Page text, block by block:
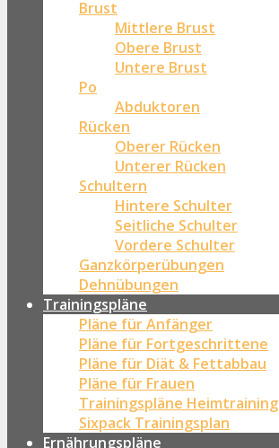
Brust
Mittlere Brust
Obere Brust
Untere Brust
Po
Abduktoren
Rücken
Oberer Rücken
Unterer Rücken
Schultern
Hintere Schulter
Seitliche Schulter
Vordere Schulter
Ganzkörperübungen
Dehnübungen
Trainingspläne
Pläne für Anfänger
Pläne für Fortgeschrittene
Pläne für Diät & Fettabbau
Pläne für Frauen
Trainingspläne Heimtraining
Sixpack Trainingsplan
Ernährungspläne